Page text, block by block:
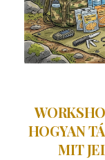
HOGYAN
MIT